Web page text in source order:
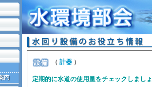
（ 計器 ）
定期的に水道の使用量をチェックしまし